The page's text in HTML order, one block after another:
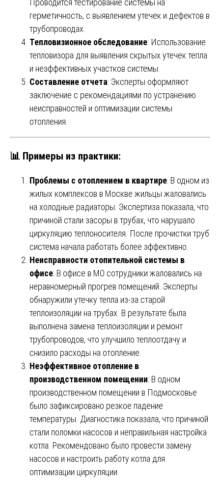
Проводится тестирование системы на
герметичность, с выявлением утечек и дефектов в
трубопроводах.
Тепловизионное обследование: Использование
тепловизора для выявления скрытых утечек тепла
и неэффективных участков системы.
Составление отчета: Эксперты оформляют
заключение с рекомендациями по устранению
неисправностей и оптимизации системы
отопления.
📊 Примеры из практики:
Проблемы с отоплением в квартире: В одном из
жилых комплексов в Москве жильцы жаловались
на холодные радиаторы. Экспертиза показала, что
причиной стали засоры в трубах, что нарушало
циркуляцию теплоносителя. После прочистки труб
система начала работать более эффективно.
Неисправности отопительной системы в
офисе: В офисе в МО сотрудники жаловались на
неравномерный прогрев помещений. Эксперты
обнаружили утечку тепла из-за старой
теплоизоляции на трубах. В результате была
выполнена замена теплоизоляции и ремонт
трубопроводов, что улучшило теплоотдачу и
снизило расходы на отопление.
Неэффективное отопление в
производственном помещении: В одном
производственном помещении в Подмосковье
было зафиксировано резкое падение
температуры. Диагностика показала, что причиной
стали поломки насосов и неправильная настройка
котла. Рекомендовано было провести замену
насосов и настроить работу котла для
оптимизации циркуляции.